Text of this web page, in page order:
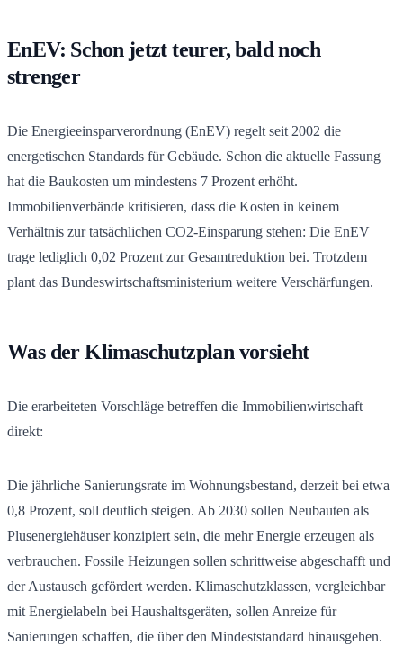
EnEV: Schon jetzt teurer, bald noch
strenger
Die Energieeinsparverordnung (EnEV) regelt seit 2002 die
energetischen Standards für Gebäude. Schon die aktuelle Fassung
hat die Baukosten um mindestens 7 Prozent erhöht.
Immobilienverbände kritisieren, dass die Kosten in keinem
Verhältnis zur tatsächlichen CO2-Einsparung stehen: Die EnEV
trage lediglich 0,02 Prozent zur Gesamtreduktion bei. Trotzdem
plant das Bundeswirtschaftsministerium weitere Verschärfungen.
Was der Klimaschutzplan vorsieht
Die erarbeiteten Vorschläge betreffen die Immobilienwirtschaft
direkt:
Die jährliche Sanierungsrate im Wohnungsbestand, derzeit bei etwa
0,8 Prozent, soll deutlich steigen. Ab 2030 sollen Neubauten als
Plusenergiehäuser konzipiert sein, die mehr Energie erzeugen als
verbrauchen. Fossile Heizungen sollen schrittweise abgeschafft und
der Austausch gefördert werden. Klimaschutzklassen, vergleichbar
mit Energielabeln bei Haushaltsgeräten, sollen Anreize für
Sanierungen schaffen, die über den Mindeststandard hinausgehen.